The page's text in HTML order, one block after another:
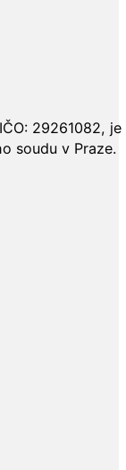
29261082,
soudu v Praze.